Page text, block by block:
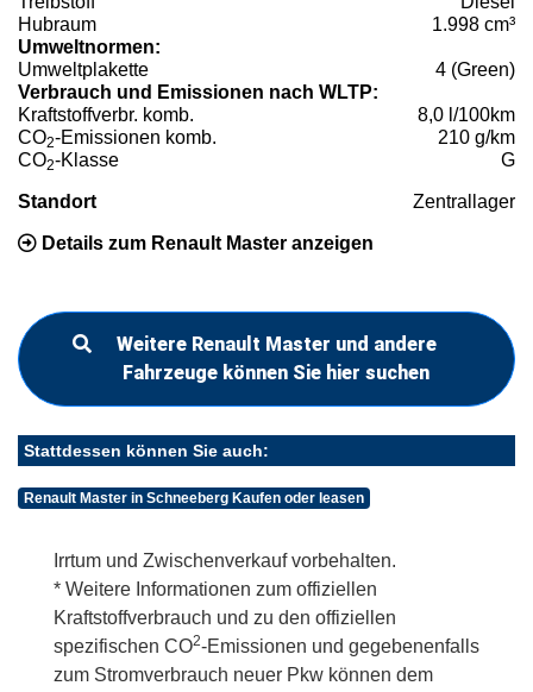
Hubraum
1.998 cm³
Umweltnormen:
Umweltplakette
4 (Green)
Verbrauch und Emissionen nach WLTP:
Kraftstoffverbr. komb.
8,0 l/100km
CO2-Emissionen komb.
210 g/km
CO2-Klasse G
Standort Zentrallager
Details zum Renault Master anzeigen
Weitere Renault Master und andere
Fahrzeuge können Sie hier suchen
Stattdessen können Sie auch:
Renault Master in Schneeberg Kaufen oder leasen
Irrtum und Zwischenverkauf vorbehalten.
* Weitere Informationen zum offiziellen
Kraftstoffverbrauch und zu den offiziellen
spezifischen CO2-Emissionen und gegebenenfalls
zum Stromverbrauch neuer Pkw können dem